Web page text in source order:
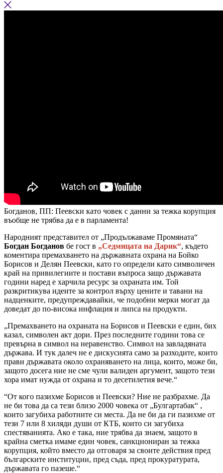
Богданов, ПП: Пеевски като човек с данни за тежка корупция
въобще не трябва да е в парламента!
Народният представител от „Продължаваме Промяната“
Богдан Богданов бе гост в „Седмицата на Дарик“, където
коментира премахването на държавната охрана на Бойко
Борисов и Делян Пеевски, като го определи като символичен
край на привилегиите и постави въпроса защо държавата
години наред е харчила ресурс за охраната им. Той
разкритикува идеите за контрол върху цените и тавани на
надценките, предупреждавайки, че подобни мерки могат да
доведат до по-висока инфлация и липса на продукти.
„Премахването на охраната на Борисов и Пеевски е един, бих
казал, символен акт дори. През последните години това се
превърна в символ на неравенство. Символ на завладяната
държава. И тук далеч не е дискусията само за разходите, които
прави държавата около охраняването на лица, които, може би,
защото досега ние не сме чули валиден аргумент, защото тези
хора имат нужда от охрана и то десетилетия вече.“
“От кого пазихме Борисов и Пеевски? Ние не разбрахме. Да
не би това да са тези близо 2000 човека от „Булгартабак“ ,
които загубиха работните си места. Да не би да ги пазихме от
тези 7 или 8 хиляди души от КТБ, които си загубиха
спестяванията. Ако е така, ние трябва да знаем, защото в
крайна сметка имаме един човек, санкциониран за тежка
корупция, който вместо да отговаря за своите действия пред
българските институции, пред съда, пред прокуратурата,
държавата го пазеше.“